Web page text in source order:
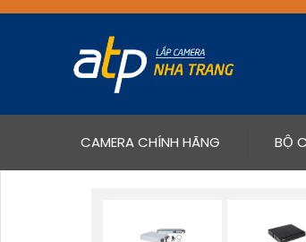
CAMERA CHÍNH HÃNG(CURRENT)
BỘ